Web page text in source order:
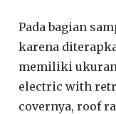
Pada bagian
karena
memiliki
electric with
covernya, roof